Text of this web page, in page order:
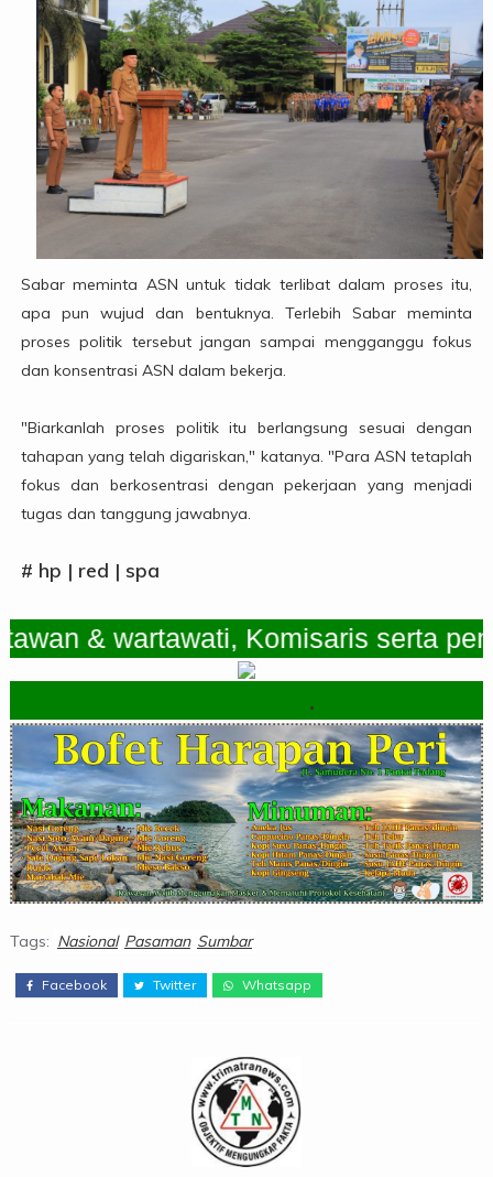
Sabar meminta ASN untuk tidak terlibat dalam proses itu,
apa pun wujud dan bentuknya. Terlebih Sabar meminta
proses politik tersebut jangan sampai mengganggu fokus
dan konsentrasi ASN dalam bekerja.
"Biarkanlah proses politik itu berlangsung sesuai dengan
tahapan yang telah digariskan," katanya. "Para ASN tetaplah
fokus dan berkosentrasi dengan pekerjaan yang menjadi
tugas dan tanggung jawabnya.
# hp | red | spa
& wartawati, Komisaris serta
Tags: Nasional Pasaman Sumbar
Facebook Twitter Whatsapp